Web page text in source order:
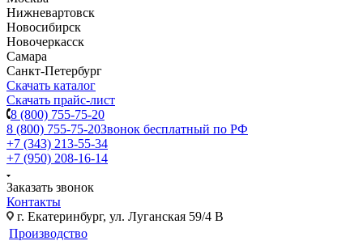
Нижневартовск
Новосибирск
Новочеркасск
Самара
Санкт-Петербург
Скачать каталог
Скачать прайс-лист
8 (800) 755-75-20
8 (800) 755-75-20Звонок бесплатный по РФ
+7 (343) 213-55-34
+7 (950) 208-16-14
Заказать звонок
Контакты
г. Екатеринбург, ул. Луганская 59/4 В
Производство